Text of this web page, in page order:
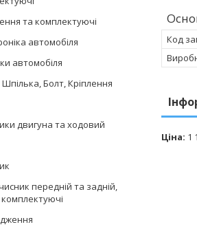
Код
Ціна: 1
та комплектуючі
автомобіля
автомобіля
Болт, Кріплення
двигуна та ходовий
передній та задній,